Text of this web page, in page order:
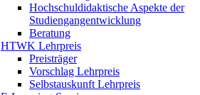
Hochschuldidaktische Aspekte der
Studiengangentwicklung
Beratung
HTWK Lehrpreis
Preisträger
Vorschlag Lehrpreis
Selbstauskunft Lehrpreis